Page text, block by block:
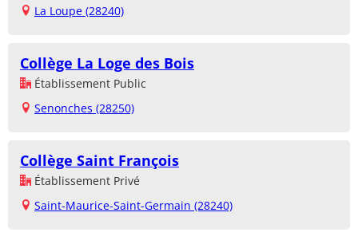
La Loupe (28240)
Collège La Loge des Bois
Établissement Public
Senonches (28250)
Collège Saint François
Établissement Privé
Saint-Maurice-Saint-Germain (28240)